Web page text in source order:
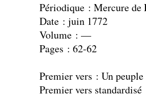
Périodique : Mercure de
Date : juin 1772
Volume : —
Pages : 62-62
Premier vers : Un
Premier vers